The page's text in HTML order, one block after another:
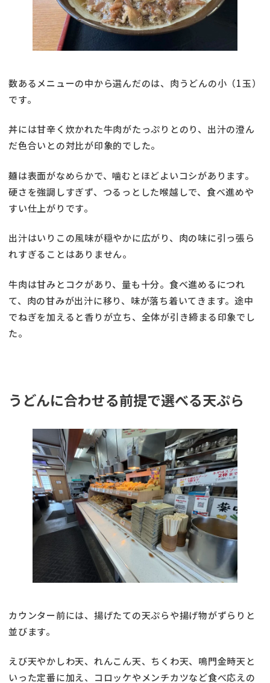
数あるメニューの中から選んだのは、肉うどんの小（1玉）
です。
丼には甘辛く炊かれた牛肉がたっぷりとのり、出汁の澄ん
だ色合いとの対比が印象的でした。
麺は表面がなめらかで、噛むとほどよいコシがあります。
硬さを強調しすぎず、つるっとした喉越しで、食べ進めや
すい仕上がりです。
出汁はいりこの風味が穏やかに広がり、肉の味に引っ張ら
れすぎることはありません。
牛肉は甘みとコクがあり、量も十分。食べ進めるにつれ
て、肉の甘みが出汁に移り、味が落ち着いてきます。途中
でねぎを加えると香りが立ち、全体が引き締まる印象でし
た。
うどんに合わせる前提で選べる天ぷら
カウンター前には、揚げたての天ぷらや揚げ物がずらりと
並びます。
えび天やかしわ天、れんこん天、ちくわ天、鳴門金時天と
いった定番に加え、コロッケやメンチカツなど食べ応えの